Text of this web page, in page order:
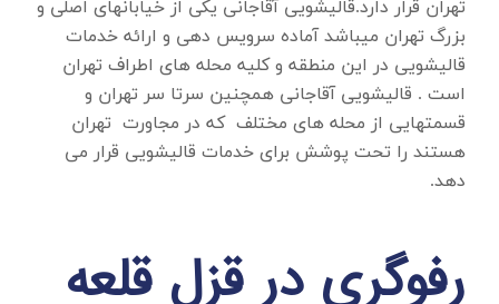
تهران قرار دارد.قالیشویی آقاجانی یکی از خیابانهای اصلی و
بزرگ تهران میباشد آماده سرویس دهی و ارائه خدمات
قالیشویی در این منطقه و کلیه محله های اطراف تهران
است . قالیشویی آقاجانی همچنین سرتا سر تهران و
قسمتهایی از محله های مختلف که در مجاورت تهران
هستند را تحت پوشش برای خدمات قالیشویی قرار می
دهد.
رفوگری در قزل قلعه